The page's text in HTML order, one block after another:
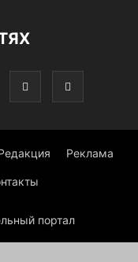
Реклама
портал